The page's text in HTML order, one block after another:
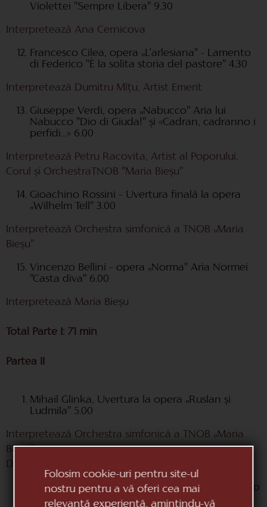
Folosim cookie-uri pentru site-ul
nostru pentru a vă oferi cea mai
relevantă experiență, amintindu-vă
Violettei ”Sempre Libera” 9.30
Interpretează Ana Cernicova
Francesco Cilea, opera „L'arlesiana” - Lamento
di Federico ”È la solita storia del pastore” 4.30
Interpretează Dumitru Mîțu, Artist Emerit
Giuseppe Verdi, opera „Nabucco” Aria lui
Nabucco ”Dio di Giuda!” și «Cadran, cadranno i
perfidi…» 6.00
Interpretează Petru Racovita, Artist al Poporului,
Corul și OrchestraTNOB ”Maria Bieșu”
Gioachino Rossini – Uvertura finală la opera
„Wilhelm Tell” 3.00
Interpretează Orchestra simfonică a TNOB „Maria
Bieșu”
Vincenzo Bellini – opera „Norma” Aria Normei
”Casta diva” 6.00
Interpretează Maria Bieșu
Total Parte I: 71 min
Partea II
Mihail Glinka, Uvertura la opera „Ruslan și
Ludmila” 5.00
Interpretează Orchestra simfonică a TNOB „Maria
Bieșu”
Dirijor Dumitru Cârciumaru
Georges Bizet, opera „Carmen„ Aria lui Escamillo
”Votre toast, je peux vous le render” 5.00